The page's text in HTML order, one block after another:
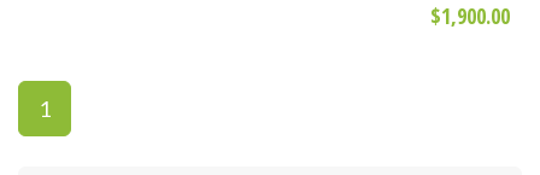
$1,900.00
1